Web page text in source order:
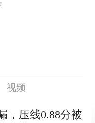
视频
，压线0.88分被